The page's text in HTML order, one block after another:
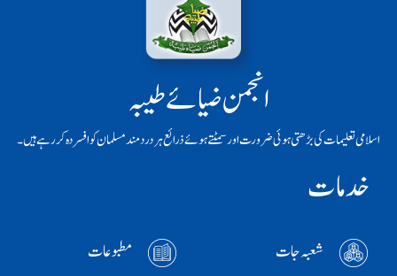
انجمن ضیائے طیبہ
اسلامی تعلیمات کی بڑھتی ہوئی ضرورت اور سمٹتے ہوئے ذرائع ہر دردمند مسلمان کو افسردہ کر رہے ہیں۔
خدمات
شعبہ جات مطبوعات